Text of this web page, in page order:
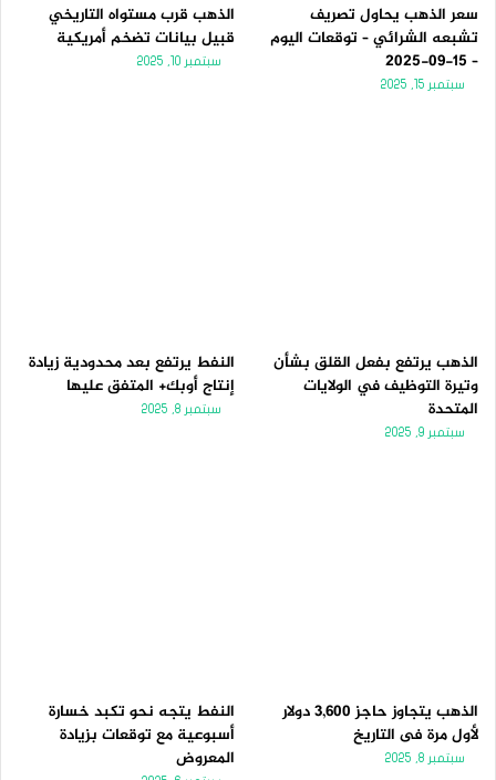
سعر الذهب يحاول تصريف
تشبعه الشرائي – توقعات اليوم
– 15-09-2025
سبتمبر 15, 2025
الذهب قرب مستواه التاريخي
قبيل بيانات تضخم أمريكية
سبتمبر 10, 2025
الذهب يرتفع بفعل القلق بشأن
وتيرة التوظيف في الولايات
المتحدة
سبتمبر 9, 2025
النفط يرتفع بعد محدودية زيادة
إنتاج أوبك+ المتفق عليها
سبتمبر 8, 2025
الذهب يتجاوز حاجز 3,600 دولار
لأول مرة فى التاريخ
سبتمبر 8, 2025
النفط يتجه نحو تكبد خسارة
أسبوعية مع توقعات بزيادة
المعروض